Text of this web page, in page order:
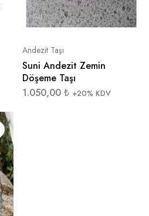
Andezit Taşı
Suni Andezit Zemin
Döşeme Taşı
1.050,00 ₺ +20% KDV